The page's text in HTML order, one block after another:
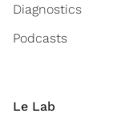
Diagnostics
Podcasts
Le Lab